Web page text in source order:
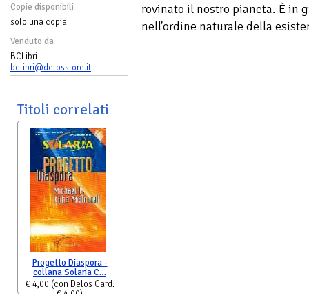
Copie disponibili
solo una copia
Venduto da
BCLibri
bclibri@delosstore.it
rovinato il nostro pianeta. È in
nell'ordine naturale della
Titoli correlati
Progetto Diaspora -
collana Solaria C…
€ 4,00 (con Delos Card:
€ 4,00)